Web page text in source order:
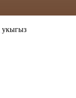
укыгыз